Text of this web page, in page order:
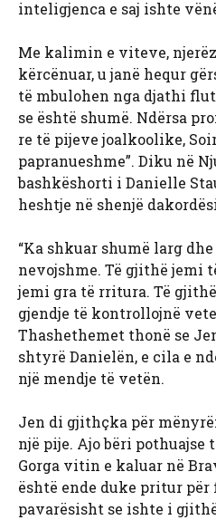
inteligjenca e saj ishte
Me kalimin e viteve,
kërcënuar, u janë hequr
të mbulohen nga djathi
se është shumë. Ndërsa
re të pijeve joalkoolike,
papranueshme”. Diku në
bashkëshorti i Danielle
heshtje në shenjë
“Ka shkuar shumë larg
nevojshme. Të gjithë jemi
jemi gra të rritura. Të
gjendje të kontrollojnë
Thashethemet thonë se
shtyrë Danielën, e cila e
një mendje të vetën.
Jen di gjithçka për
një pije. Ajo bëri pothuajse
Gorga vitin e kaluar në
është ende duke pritur për
pavarësisht se ishte i